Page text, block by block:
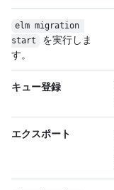
elm migration
start
を実行しま
す。
キュー登録
エクスポート